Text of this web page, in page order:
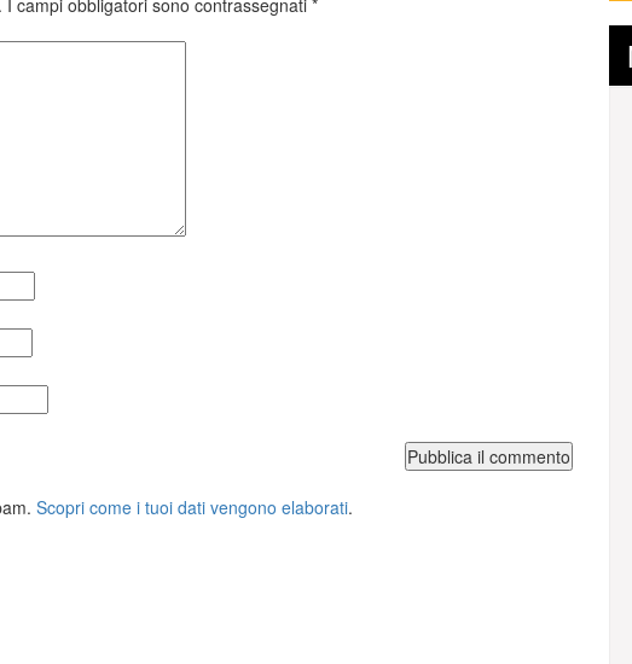
I campi obbligatori sono contrassegnati *
Scopri come i tuoi dati vengono elaborati.